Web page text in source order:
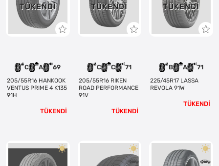
TÜKENDI
C A 69
205/55R16 HANKOOK
VENTUS PRIME 4 K135
91H
TÜKENDİ
TÜKENDI
C C 71
205/55R16 RIKEN
ROAD PERFORMANCE
91V
TÜKENDİ
TÜKENDI
B A 71
225/45R17 LASSA
REVOLA 91W
TÜKENDİ